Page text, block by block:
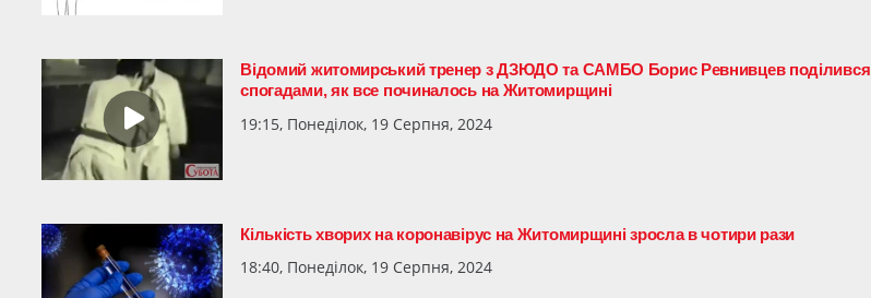
Відомий житомирський тренер з ДЗЮДО та САМБО Борис Ревнивцев поділився
спогадами, як все починалось на Житомирщині
19:15, Понеділок, 19 Серпня, 2024
Кількість хворих на коронавірус на Житомирщині зросла в чотири рази
18:40, Понеділок, 19 Серпня, 2024